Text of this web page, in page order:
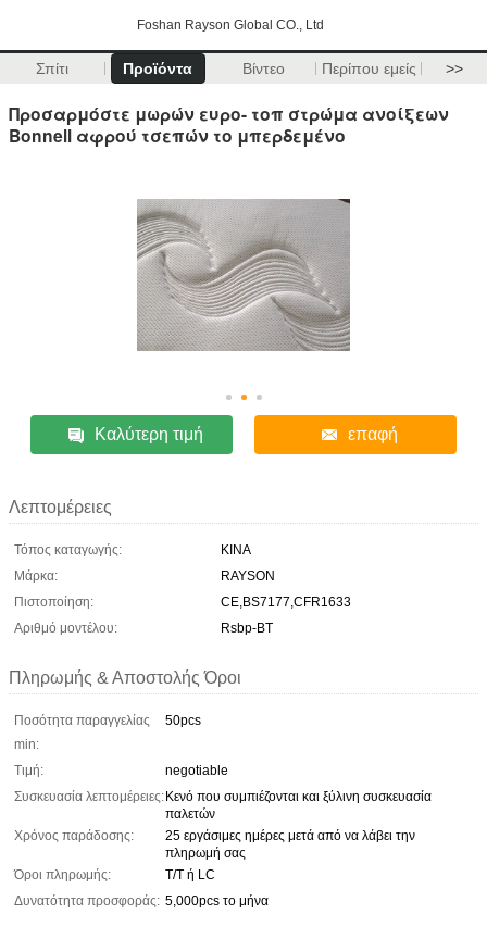
Foshan Rayson Global CO., Ltd
Σπίτι Προϊόντα Βίντεο Περίπου εμείς >>
Προσαρμόστε μωρών ευρο- τοπ στρώμα ανοίξεων
Bonnell αφρού τσεπών το μπερδεμένο
Καλύτερη τιμή επαφή
Λεπτομέρειες
Τόπος καταγωγής:
ΚΙΝΑ
Μάρκα:
RAYSON
Πιστοποίηση:
CE,BS7177,CFR1633
Αριθμό μοντέλου:
Rsbp-BT
Πληρωμής & Αποστολής Όροι
Ποσότητα παραγγελίας
min:
50pcs
Τιμή:
negotiable
Συσκευασία λεπτομέρειες:Κενό που συμπιέζονται και ξύλινη συσκευασία
παλετών
Χρόνος παράδοσης:
25 εργάσιμες ημέρες μετά από να λάβει την
πληρωμή σας
Όροι πληρωμής:
T/T ή LC
Δυνατότητα προσφοράς: 5,000pcs το μήνα